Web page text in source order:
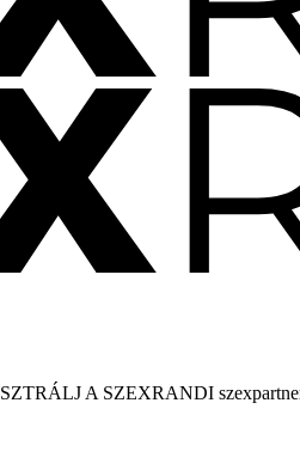
A SZEXRANDI